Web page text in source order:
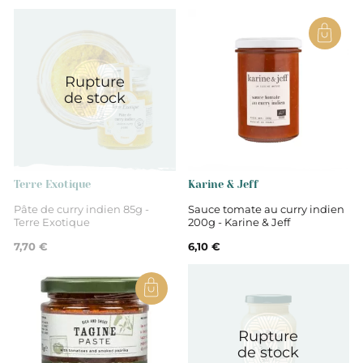
USA
Eau, échalote, jalapeno, oignons, ail,
coriandre, jus de citron, vinaigre de canne, sel,
xanthane, épices. Contient des OGM
Sauces piquantes
Rupture
de stock
Terre Exotique
Pâte de curry indien 85g -
Terre Exotique
7,70 €
Karine & Jeff
Sauce tomate au curry indien
200g - Karine & Jeff
6,10 €
Rupture
de stock